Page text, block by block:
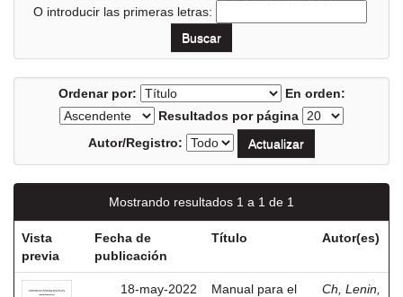
O introducir las primeras letras:
Ordenar por:
En orden:
Resultados por página
Autor/Registro:
Mostrando resultados 1 a 1 de 1
Vista
previa
Fecha de
publicación
Título Autor(es)
18-may-2022
Manual para el
Ch, Lenin,